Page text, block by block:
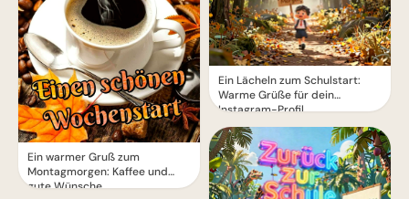
Ein warmer Gruß zum
Montagmorgen: Kaffee und
gute Wünsche
Ein Lächeln zum Schulstart:
Warme Grüße für dein
Instagram-Profil